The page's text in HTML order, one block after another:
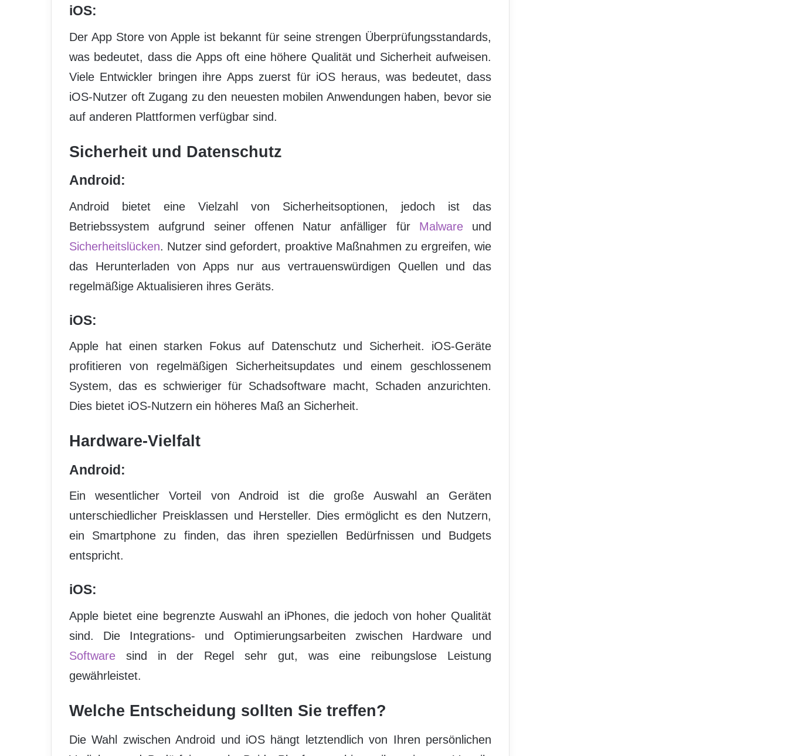
iOS:
Der App Store von Apple ist bekannt für seine strengen Überprüfungsstandards,
was bedeutet, dass die Apps oft eine höhere Qualität und Sicherheit aufweisen.
Viele Entwickler bringen ihre Apps zuerst für iOS heraus, was bedeutet, dass
iOS-Nutzer oft Zugang zu den neuesten mobilen Anwendungen haben, bevor sie
auf anderen Plattformen verfügbar sind.
Sicherheit und Datenschutz
Android:
Android bietet eine Vielzahl von Sicherheitsoptionen, jedoch ist das
Betriebssystem aufgrund seiner offenen Natur anfälliger für Malwareund
Sicherheitslücken. Nutzer sind gefordert, proaktive Maßnahmen zu ergreifen, wie
das Herunterladen von Apps nur aus vertrauenswürdigen Quellen und das
regelmäßige Aktualisieren ihres Geräts.
iOS:
Apple hat einen starken Fokus auf Datenschutz und Sicherheit. iOS-Geräte
profitieren von regelmäßigen Sicherheitsupdates und einem geschlossenem
System, das es schwieriger für Schadsoftware macht, Schaden anzurichten.
Dies bietet iOS-Nutzern ein höheres Maß an Sicherheit.
Hardware-Vielfalt
Android:
Ein wesentlicher Vorteil von Android ist die große Auswahl an Geräten
unterschiedlicher Preisklassen und Hersteller. Dies ermöglicht es den Nutzern,
ein Smartphone zu finden, das ihren speziellen Bedürfnissen und Budgets
entspricht.
iOS:
Apple bietet eine begrenzte Auswahl an iPhones, die jedoch von hoher Qualität
sind. Die Integrations- und Optimierungsarbeiten zwischen Hardware und
Software sind in der Regel sehr gut, was eine reibungslose Leistung
gewährleistet.
Welche Entscheidung sollten Sie treffen?
Die Wahl zwischen Android und iOS hängt letztendlich von Ihren persönlichen